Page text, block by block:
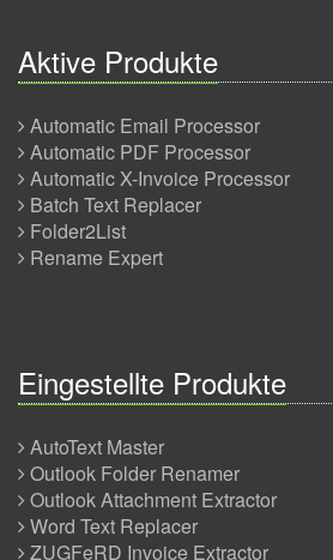
Aktive Produkte
Automatic Email Processor
Automatic PDF Processor
Automatic X-Invoice Processor
Batch Text Replacer
Folder2List
Rename Expert
Eingestellte Produkte
AutoText Master
Outlook Folder Renamer
Outlook Attachment Extractor
Word Text Replacer
ZUGFeRD Invoice Extractor